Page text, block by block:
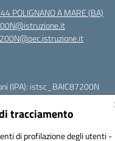
tracciamento
di profilazione degli utenti -
POLIGNANO A MARE (BA)
(IPA): istsc_BAIC87200N